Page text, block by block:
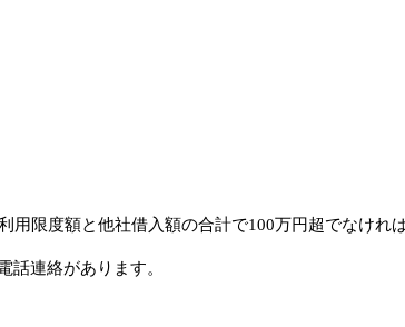
限度額と他社借入額の合計で100万円超でなけれ
話連絡があります。